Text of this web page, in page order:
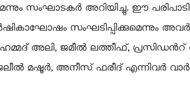
സംഘാടകർ അറിയിച്ചു. ഈ
സംഘടിപ്പിക്കുമെന്നും
അലി, ജമീൽ ലത്തീഫ്, പ്രസിഡന്‍റ്​
മഷൂർ, അനീസ് ഫരീദ് എന്നിവർ